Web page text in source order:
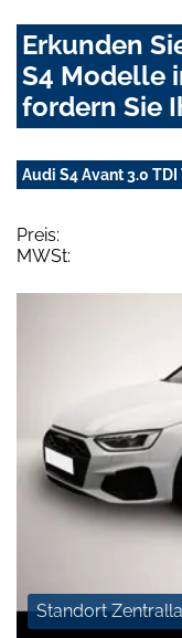
Erkunden
S4 Modelle
fordern Sie
Audi S4 Avant 3.0
Preis:
MWSt:
Standort